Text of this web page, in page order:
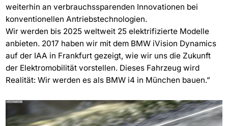
weiterhin an verbrauchssparenden Innovationen bei
konventionellen Antriebstechnologien.
Wir werden bis 2025 weltweit 25 elektrifizierte Modelle
anbieten. 2017 haben wir mit dem BMW iVision Dynamics
auf der IAA in Frankfurt gezeigt, wie wir uns die Zukunft
der Elektromobilität vorstellen. Dieses Fahrzeug wird
Realität: Wir werden es als BMW i4 in München bauen.”